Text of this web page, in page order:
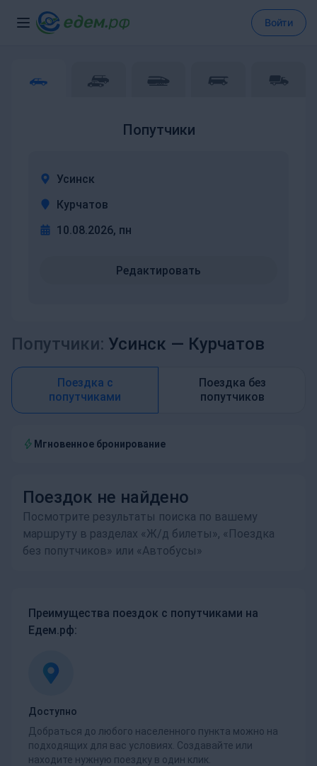
Войти
Попутчики
Усинск
Курчатов
10.08.2026, пн
Редактировать
Попутчики: Усинск — Курчатов
Поездка с
попутчиками
Поездка без
попутчиков
Мгновенное бронирование
Поездок не найдено
Посмотрите результаты поиска по вашему
маршруту в разделах «Ж/д билеты», «Поездка
без попутчиков» или «Автобусы»
Преимущества поездок с попутчиками на
Едем.рф:
Доступно
Добраться до любого населенного пункта можно на
подходящих для вас условиях. Создавайте или
находите нужную поездку в один клик.